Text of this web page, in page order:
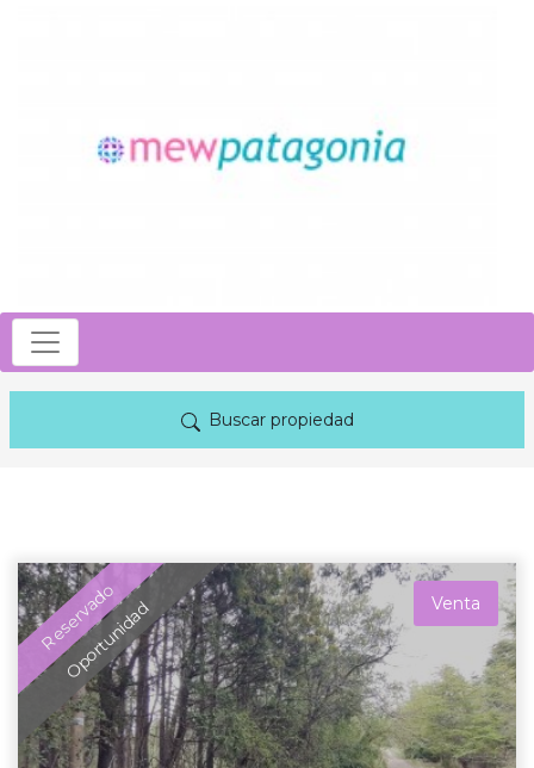
Buscar propiedad
Reservado
Oportunidad Venta